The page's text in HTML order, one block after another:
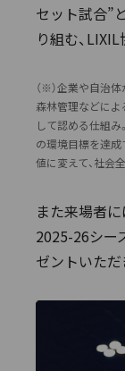
セット試合”
り組む、
（※）企業や自治
森林管理などによ
して認める仕組
の環境目標を達
値に変えて、社会
また来場者に
2025-26シー
ゼントいただ